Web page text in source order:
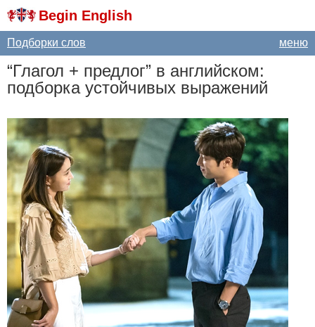
Begin English
меню
Подборки слов
“Глагол + предлог” в английском:
подборка устойчивых выражений